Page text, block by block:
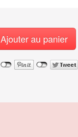
Ajouter au panier